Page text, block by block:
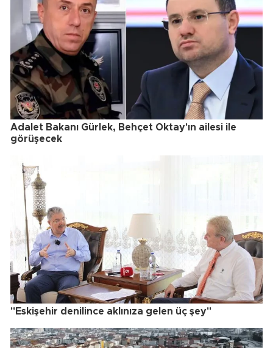
Adalet Bakanı Gürlek, Behçet Oktay'ın ailesi ile
görüşecek
"Eskişehir denilince aklınıza gelen üç şey"